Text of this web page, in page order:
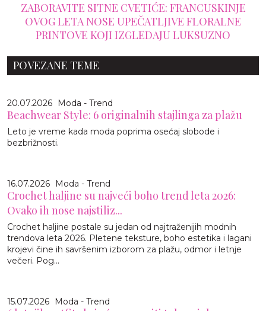
ZABORAVITE SITNE CVETIĆE: FRANCUSKINJE
OVOG LETA NOSE UPEČATLJIVE FLORALNE
PRINTOVE KOJI IZGLEDAJU LUKSUZNO
POVEZANE TEME
20.07.2026 Moda - Trend
Beachwear Style: 6 originalnih stajlinga za plažu
Leto je vreme kada moda poprima osećaj slobode i
bezbrižnosti.
16.07.2026 Moda - Trend
Crochet haljine su najveći boho trend leta 2026:
Ovako ih nose najstiliz...
Crochet haljine postale su jedan od najtraženijih modnih
trendova leta 2026. Pletene teksture, boho estetika i lagani
krojevi čine ih savršenim izborom za plažu, odmor i letnje
večeri. Pog...
15.07.2026 Moda - Trend